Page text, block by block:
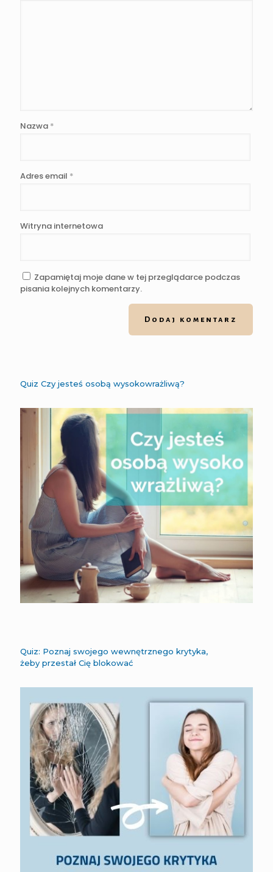
Nazwa *
Adres email *
Witryna internetowa
Zapamiętaj moje dane w tej przeglądarce podczas
pisania kolejnych komentarzy.
Quiz Czy jesteś osobą wysokowrażliwą?
Quiz: Poznaj swojego wewnętrznego krytyka,
żeby przestał Cię blokować